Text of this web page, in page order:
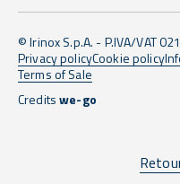
© Irinox S.p.A. - P.IVA/VAT
Privacy policyCookie policy
Terms of Sale
Creditswe-go